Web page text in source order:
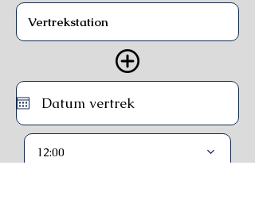
12:00